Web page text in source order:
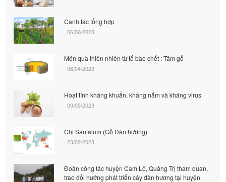
Canh tác tổng hợp
06/06/2023
Món quà thiên nhiên từ tế bào chết : Tâm gỗ
06/04/2023
Hoạt tính kháng khuẩn, kháng nấm và kháng virus
09/03/2023
Chi Santalum (Gỗ Đàn hương)
23/02/2023
Đoàn công tác huyện Cam Lộ, Quảng Trị tham quan,
trao đổi hướng phát triển cây đàn hương tại huyện